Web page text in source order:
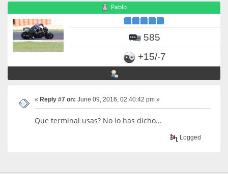
Pablo
585
+15/-7
« Reply #7 on: June 09, 2016, 02:40:42 pm »
Que terminal usas? No lo has dicho...
Logged